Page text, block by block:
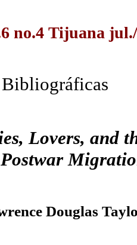
no.4 Tijuana
Bibliográficas
Lovers, and
Douglas